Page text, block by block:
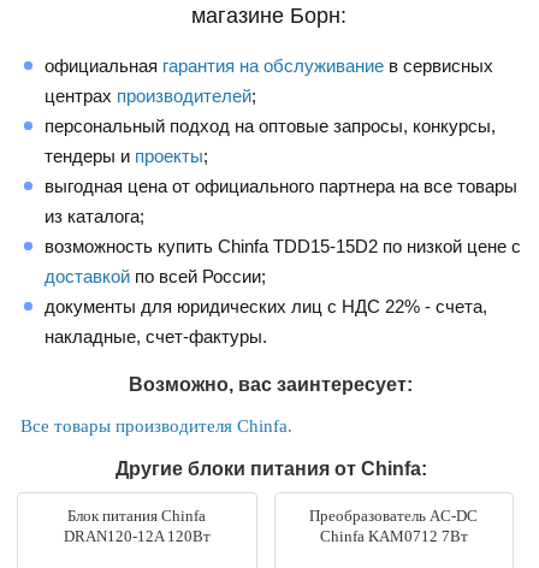
магазине Борн:
официальная гарантия на обслуживание в сервисных
центрах производителей;
персональный подход на оптовые запросы, конкурсы,
тендеры и проекты;
выгодная цена от официального партнера на все товары
из каталога;
возможность купить Chinfa TDD15-15D2 по низкой цене с
доставкой по всей России;
документы для юридических лиц с НДС 22% - счета,
накладные, счет-фактуры.
Возможно, вас заинтересует:
Все товары производителя Chinfa.
Другие блоки питания от Chinfa:
Блок питания Chinfa
DRAN120-12A 120Вт
Преобразователь AC-DC
Chinfa KAM0712 7Вт